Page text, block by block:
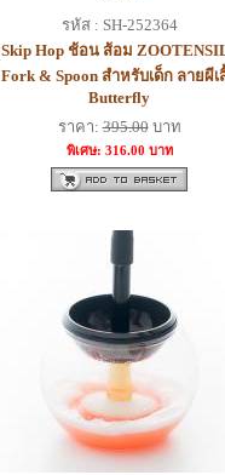
รหัส : SH-252364
Skip Hop ช้อน ส้อม
Fork & Spoon สำหรับเด็ก ลายผีเ
Butterfly
ราคา:395.00บาท
พิเศษ: 316.00 บาท